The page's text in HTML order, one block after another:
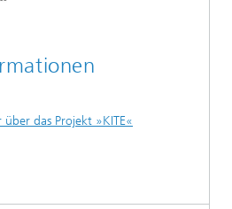
das Projekt »KITE«